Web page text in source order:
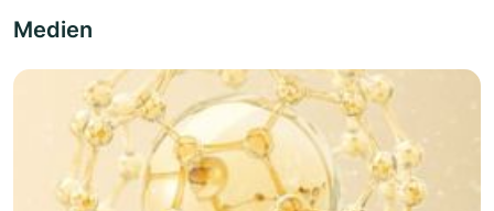
Medien